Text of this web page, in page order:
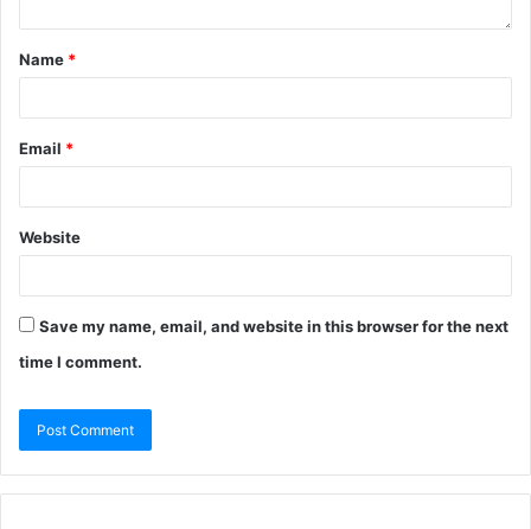
Name *
Email *
Website
Save my name, email, and website in this browser for the next
time I comment.